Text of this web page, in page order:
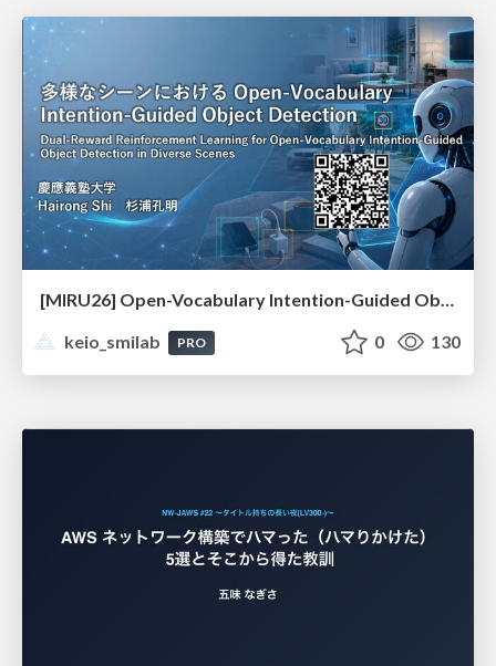
[MIRU26] Open-Vocabulary Intention-Guided Object Detection in Diverse Scenes
keio_smilab
PRO 0 130